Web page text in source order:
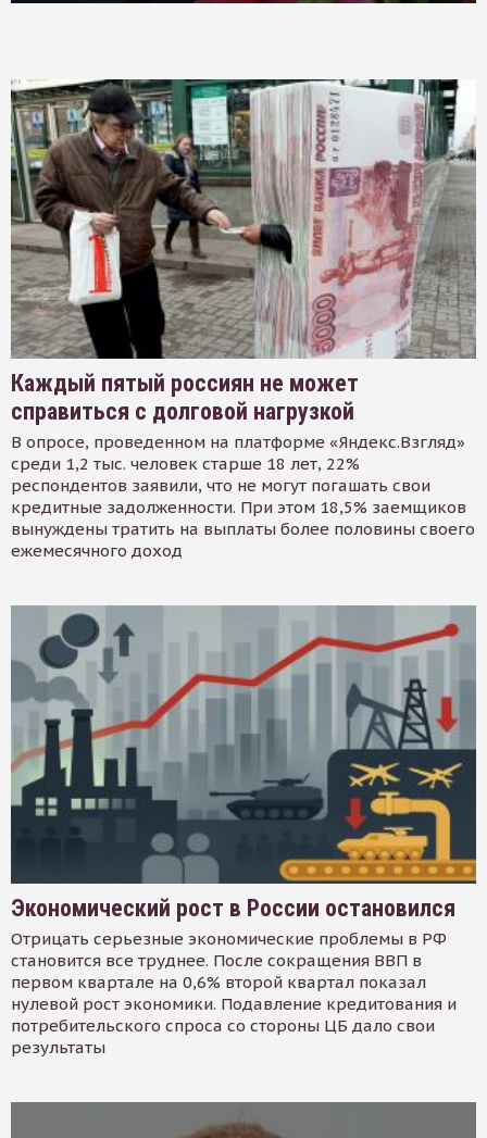
Каждый пятый россиян не может
справиться с долговой нагрузкой
В опросе, проведенном на платформе «Яндекс.Взгляд»
среди 1,2 тыс. человек старше 18 лет, 22%
респондентов заявили, что не могут погашать свои
кредитные задолженности. При этом 18,5% заемщиков
вынуждены тратить на выплаты более половины своего
ежемесячного доход
Экономический рост в России остановился
Отрицать серьезные экономические проблемы в РФ
становится все труднее. После сокращения ВВП в
первом квартале на 0,6% второй квартал показал
нулевой рост экономики. Подавление кредитования и
потребительского спроса со стороны ЦБ дало свои
результаты